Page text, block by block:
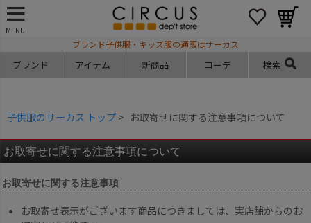
MENU
ブランド子供服・キッズ服の通販はサーカス
ブランド アイテム 新商品 コーデ 検索
子供服のサーカス トップ お取寄せに関する注意事項について
お取寄せに関する注意事項について
お取寄せに関する注意事項
お取寄せ表示がございます商品につきましては、実店舗からのお